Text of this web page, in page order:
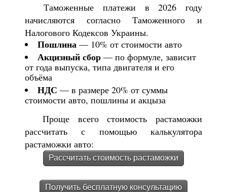
Таможенные платежи в 2026 году
начисляются согласно Таможенного и
Налогового Кодексов Украины.
Пошлина — 10% от стоимости авто
Акцизный сбор — по формуле, зависит
от года выпуска, типа двигателя и его
объёма
НДС — в размере 20% от суммы
стоимости авто, пошлины и акцыза
Проще всего стоимость растаможки
рассчитать с помощью калькулятора
растаможки авто:
Рассчитать стоимость растаможки
Получить бесплатную консультацию